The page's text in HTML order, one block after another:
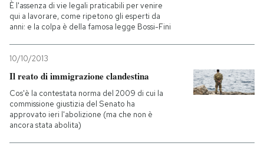
Internet
Scienza
Economia
Sport
Ok Boomer!
Media
Mondiali calcio 2026
PODCAST
È l'assenza di vie legali praticabili per venire
qui a lavorare, come ripetono gli esperti da
anni: e la colpa è della famosa legge Bossi-Fini
10/10/2013
Il reato di immigrazione clandestina
Cos'è la contestata norma del 2009 di cui la
commissione giustizia del Senato ha
approvato ieri l'abolizione (ma che non è
ancora stata abolita)